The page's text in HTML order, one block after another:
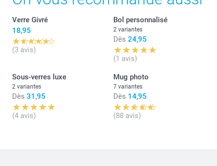
Verre Givré
18,95
(3 avis)
Bol personnalisé
2 variantes
Dès 24,95
(1 avis)
Sous-verres luxe
2 variantes
Dès 31,95
(4 avis)
Mug photo
7 variantes
Dès 14,95
(88 avis)